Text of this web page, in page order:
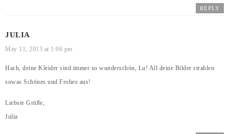
REPLY
JULIA
May 11, 2013 at 1:06 pm
Hach, deine Kleider sind immer so wunderschön, Lu! All deine Bilder strahlen
sowas Schönes und Frohes aus!
Liebste Grüße,
Julia